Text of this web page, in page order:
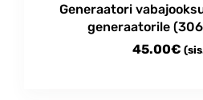
Generaatori
generaatorile
45.00€